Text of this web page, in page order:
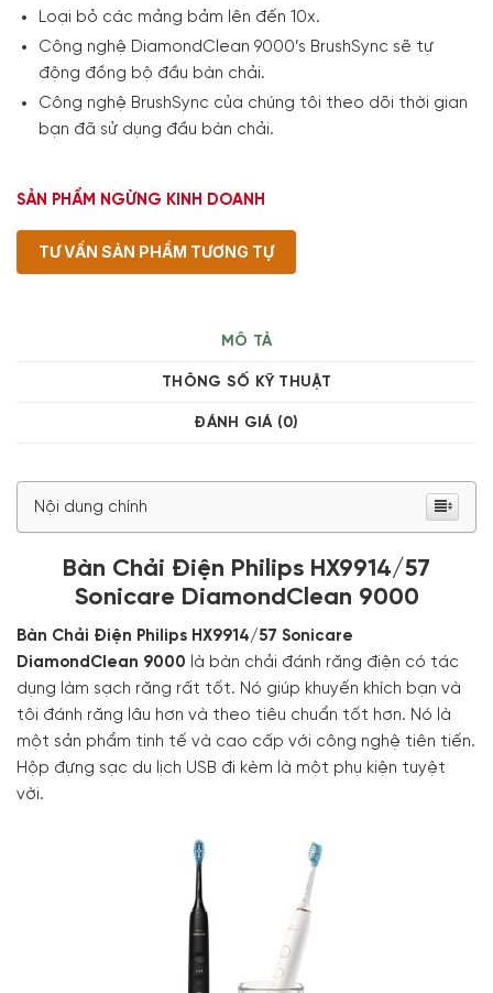
Loại bỏ các mảng bảm lên đến 10x.
Công nghệ DiamondClean 9000’s BrushSync sẽ tự
động đồng bộ đầu bàn chải.
Công nghệ BrushSync của chúng tôi theo dõi thời gian
bạn đã sử dụng đầu bàn chải.
SẢN PHẨM NGỪNG KINH DOANH
TƯ VẤN SẢN PHẨM TƯƠNG TỰ
MÔ TẢ
THÔNG SỐ KỸ THUẬT
ĐÁNH GIÁ (0)
Nội dung chính
Bàn Chải Điện Philips HX9914/57
Sonicare DiamondClean 9000
Bàn Chải Điện Philips HX9914/57 Sonicare
DiamondClean 9000 là bàn chải đánh răng điện có tác
dụng làm sạch răng rất tốt. Nó giúp khuyến khích bạn và
tôi đánh răng lâu hơn và theo tiêu chuẩn tốt hơn. Nó là
một sản phẩm tinh tế và cao cấp với công nghệ tiên tiến.
Hộp đựng sạc du lịch USB đi kèm là một phụ kiện tuyệt
vời.